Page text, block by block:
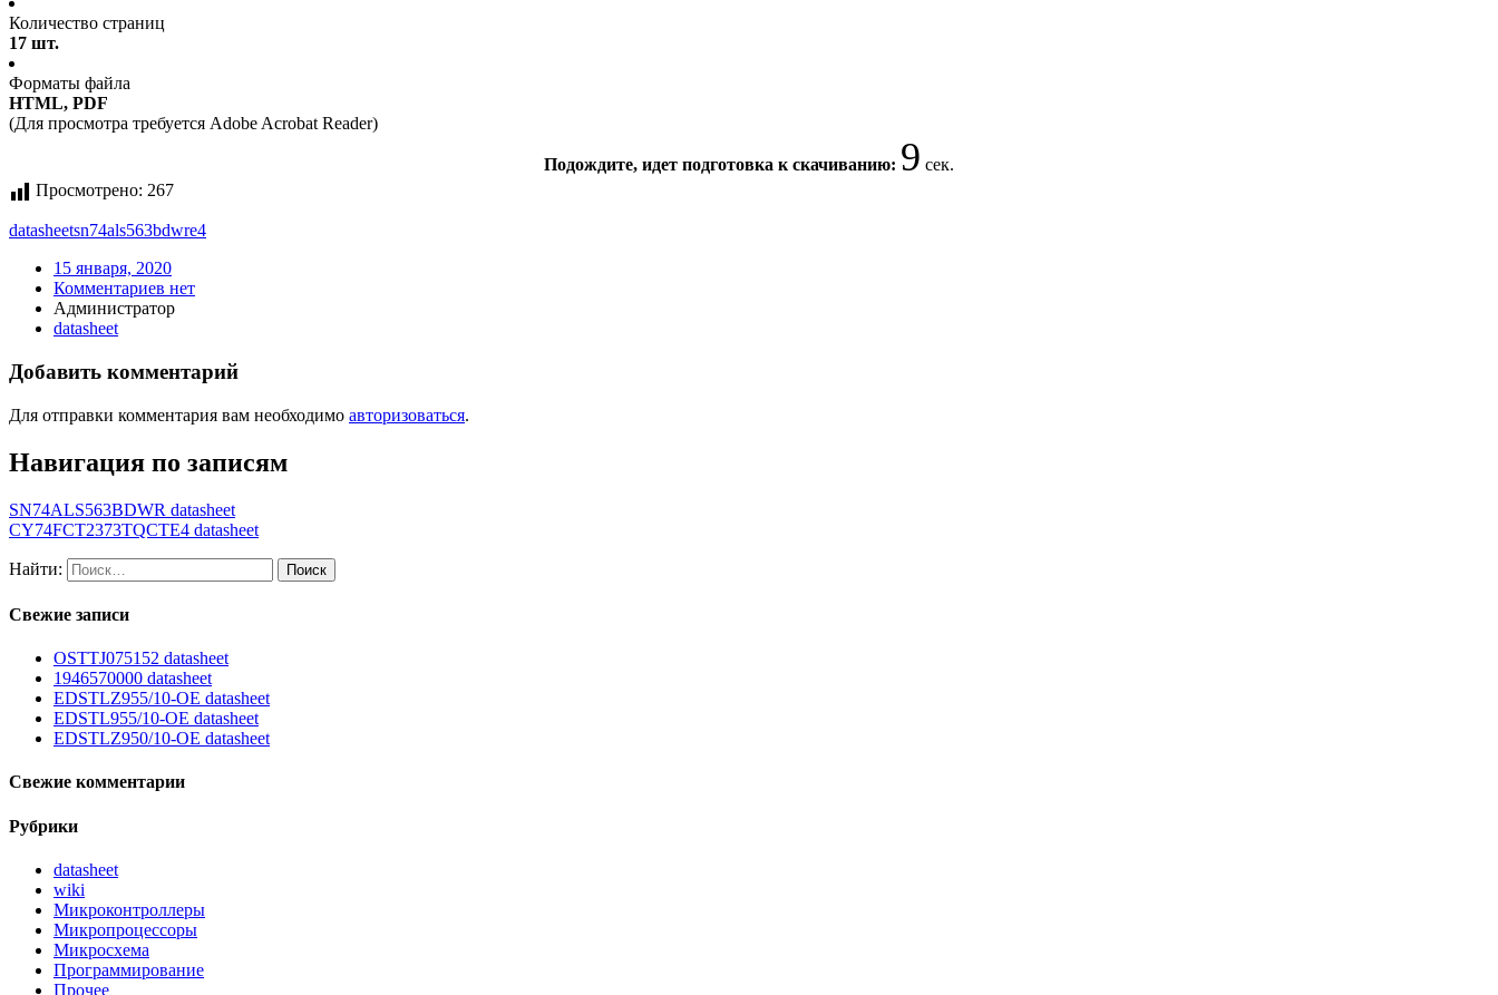
Количество страниц
17 шт.
Форматы файла
HTML, PDF
(Для просмотра требуется Adobe Acrobat Reader)
Подождите, идет подготовка к скачиванию: 8 сек.
Просмотрено: 267
datasheetsn74als563bdwre4
15 января, 2020
Комментариев нет
Администратор
datasheet
Добавить комментарий
Для отправки комментария вам необходимо авторизоваться.
Навигация по записям
SN74ALS563BDWR datasheet
CY74FCT2373TQCTE4 datasheet
Найти:
Свежие записи
OSTTJ075152 datasheet
1946570000 datasheet
EDSTLZ955/10-OE datasheet
EDSTL955/10-OE datasheet
EDSTLZ950/10-OE datasheet
Свежие комментарии
Рубрики
datasheet
wiki
Микроконтроллеры
Микропроцессоры
Микросхема
Программирование
Прочее